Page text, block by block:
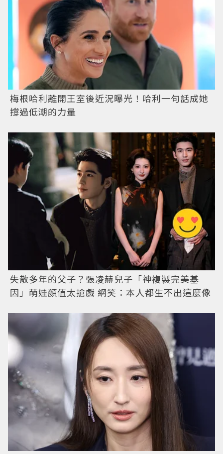
梅根哈利離開王室後近況曝光！哈利一句話成她
撐過低潮的力量
失散多年的父子？張凌赫兒子「神複製完美基
因」萌娃顏值太搶戲 網笑：本人都生不出這麼像